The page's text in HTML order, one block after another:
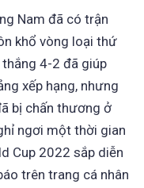
Nam đã có trận
khổ vòng loại thứ
4-2 đã giúp
xếp hạng, nhưng
bị chấn thương ở
ngơi một thời gian
Cup 2022 sắp diễn
trên trang cá nhân